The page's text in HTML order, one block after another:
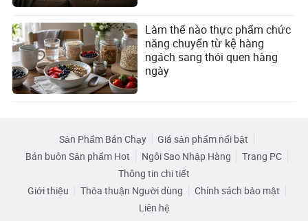
Làm thế nào thực phẩm chức
năng chuyển từ kệ hàng
ngách sang thói quen hàng
ngày
Sản Phẩm Bán Chạy
Giá sản phẩm nổi bật
Bán buôn Sản phẩm Hot
Ngôi Sao Nhập Hàng
Trang PC
Thông tin chi tiết
Giới thiệu
Thỏa thuận Người dùng
Chính sách bảo mật
Liên hệ